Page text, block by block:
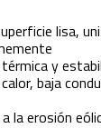
lisa,
y
baja
la erosión